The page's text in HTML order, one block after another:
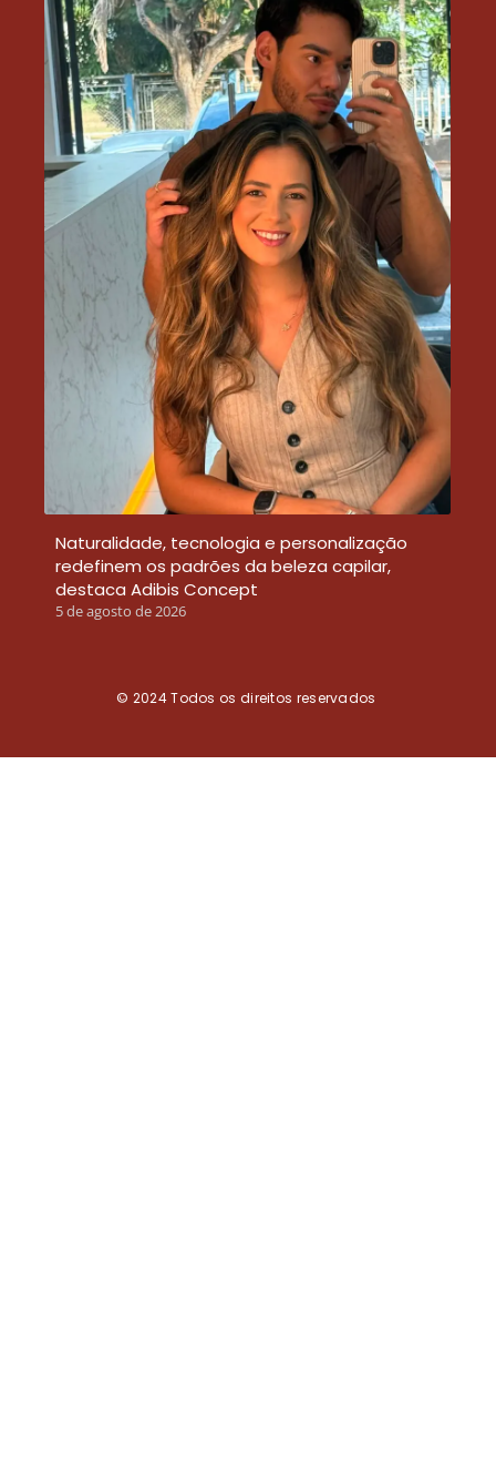
Naturalidade, tecnologia e personalização
redefinem os padrões da beleza capilar,
destaca Adibis Concept
5 de agosto de 2026
© 2024Todos os direitos reservados